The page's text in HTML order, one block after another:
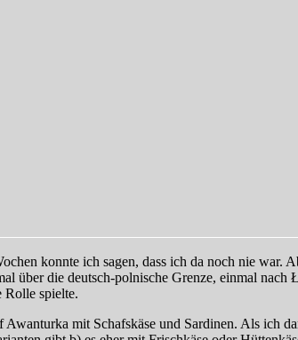
konnte ich sagen, dass ich da noch nie war.
über die deutsch-polnische Grenze, einmal nach
Rolle spielte.
mit Schafskäse und Sardinen. Als ich